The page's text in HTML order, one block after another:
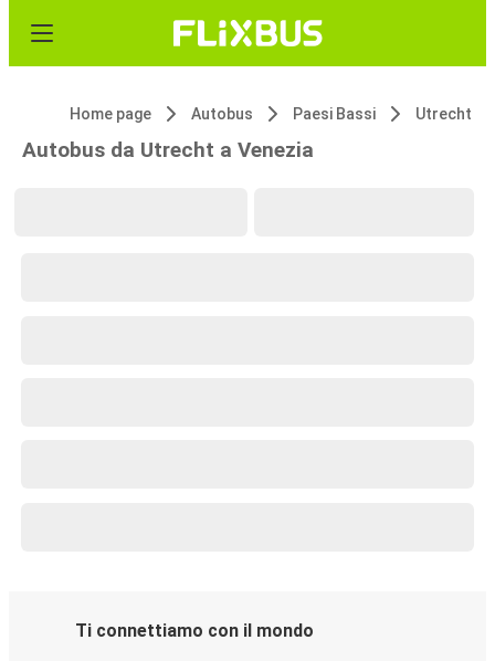
Home page Autobus Paesi Bassi Utrecht
Autobus da Utrecht a Venezia
Ti connettiamo con il mondo